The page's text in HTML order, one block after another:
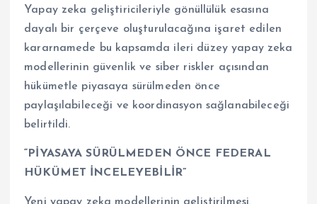
Yapay zeka geliştiricileriyle gönüllülük esasına
dayalı bir çerçeve oluşturulacağına işaret edilen
kararnamede bu kapsamda ileri düzey yapay zeka
modellerinin güvenlik ve siber riskler açısından
hükümetle piyasaya sürülmeden önce
paylaşılabileceği ve koordinasyon sağlanabileceği
belirtildi.
“PİYASAYA SÜRÜLMEDEN ÖNCE FEDERAL
HÜKÜMET İNCELEYEBİLİR”